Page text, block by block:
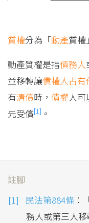
質權分為「動產質權
動產質權是指債務人
並移轉讓債權人 占有
有清償時， 債權人
先受償[1] 。
註腳
民法第884條 ：
務人或第三人